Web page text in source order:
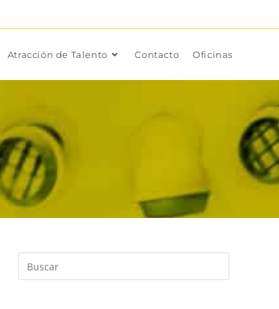
Atracción de Talento Contacto Oficinas